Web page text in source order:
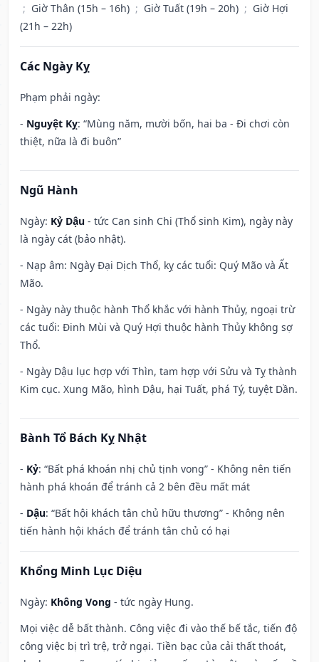
; Giờ Thân (15h – 16h) ; Giờ Tuất (19h – 20h) ; Giờ Hợi
(21h – 22h)
Các Ngày Kỵ
Phạm phải ngày:
- Nguyệt Kỵ: “Mùng năm, mười bốn, hai ba - Đi chơi còn
thiệt, nữa là đi buôn”
Ngũ Hành
Ngày: Kỷ Dậu - tức Can sinh Chi (Thổ sinh Kim), ngày này
là ngày cát (bảo nhật).
- Nạp âm: Ngày Đại Dịch Thổ, kỵ các tuổi: Quý Mão và Ất
Mão.
- Ngày này thuộc hành Thổ khắc với hành Thủy, ngoại trừ
các tuổi: Đinh Mùi và Quý Hợi thuộc hành Thủy không sợ
Thổ.
- Ngày Dậu lục hợp với Thìn, tam hợp với Sửu và Tỵ thành
Kim cục. Xung Mão, hình Dậu, hại Tuất, phá Tý, tuyệt Dần.
Bành Tổ Bách Kỵ Nhật
- Kỷ: “Bất phá khoán nhị chủ tịnh vong” - Không nên tiến
hành phá khoán để tránh cả 2 bên đều mất mát
- Dậu: “Bất hội khách tân chủ hữu thương” - Không nên
tiến hành hội khách để tránh tân chủ có hại
Khổng Minh Lục Diệu
Ngày: Không Vong - tức ngày Hung.
Mọi việc dễ bất thành. Công việc đi vào thế bế tắc, tiến độ
công việc bị trì trệ, trở ngại. Tiền bạc của cải thất thoát,